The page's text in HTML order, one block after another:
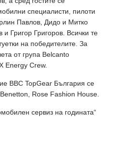
специалисти, пилоти
Павлов, Дидо и Митко
Григор Григоров. Всички те
на победителите. За
от група Belcanto
Energy Crew.
BBC TopGear България се
Rose Fashion House.
сервиз на годината“